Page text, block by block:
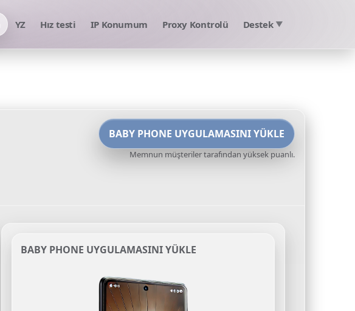
YZ Hız testi IP Konumum Proxy Kontrolü Destek ▼
BABY PHONE UYGULAMASINI YÜKLE
Memnun müşteriler tarafından yüksek puanlı.
BABY PHONE UYGULAMASINI YÜKLE